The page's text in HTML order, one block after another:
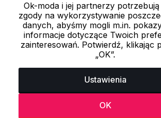
Cookies - szczegółowe ustawienia|Więcej
prywatności
Ok-moda i jej partnerzy potrzebują
zgody na wykorzystywanie
danych, abyśmy mogli m.in.
informacje dotyczące Twoich
zainteresowań. Potwierdź, klikając
„OK”.
Ustawienia
OK